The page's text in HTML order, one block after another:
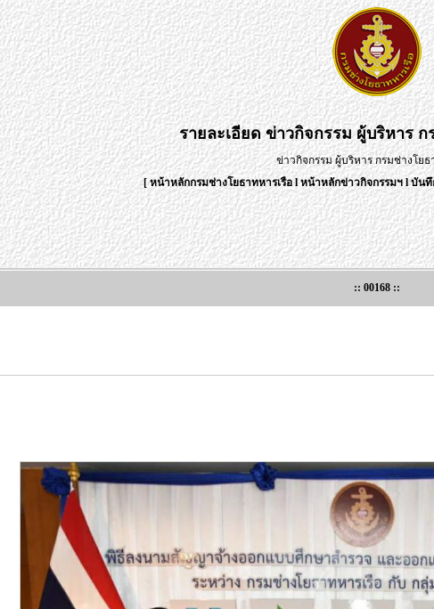
รายละเอียดข่าวกิจกรรม ผู้บริหาร ก
ข่าวกิจกรรม ผู้บริหาร กรมช่างโยธ
[หน้าหลักกรมช่างโยธาทหารเรือlหน้าหลักข่าวกิจกรรมฯlบันทึ
:: 00168 ::